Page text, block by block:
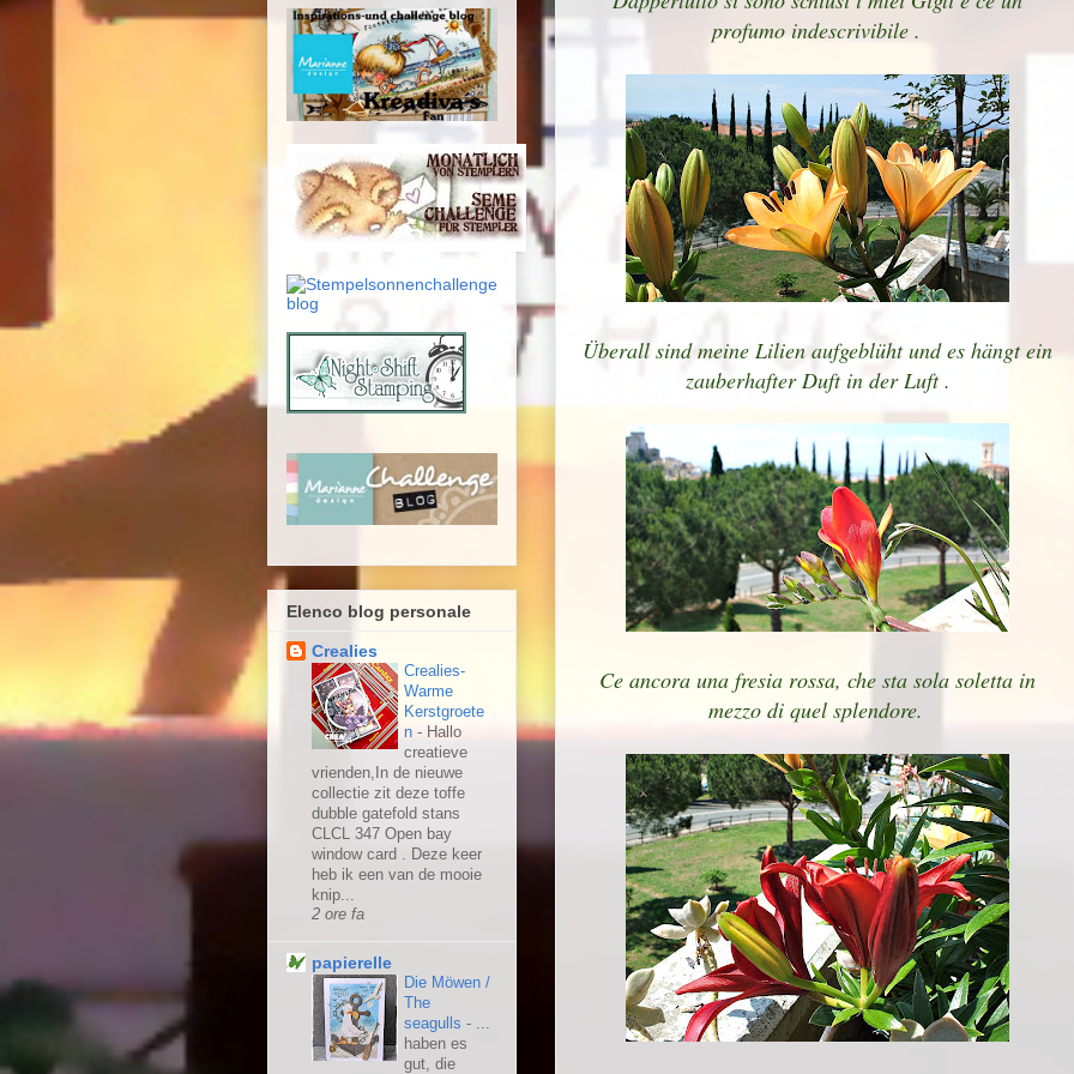
profumo indescrivibile .
Überall sind meine Lilien aufgeblüht und es hängt ein
zauberhafter Duft in der Luft .
Ce ancora una fresia rossa, che sta sola soletta in
mezzo di quel splendore.
Elenco blog personale
Crealies
Crealies-
Warme
Kerstgroete
n - Hallo
creatieve
vrienden,In de nieuwe
collectie zit deze toffe
dubble gatefold stans
CLCL 347 Open bay
window card . Deze keer
heb ik een van de mooie
knip...
2 ore fa
papierelle
Die Möwen /
The
seagulls -
haben es
gut, die